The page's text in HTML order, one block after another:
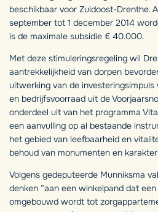
beschikbaar voor Zuidoost-Drenthe.
september tot 1 december 2014
is de maximale subsidie € 40.000.
Met deze stimuleringsregeling wil
aantrekkelijkheid van dorpen
uitwerking van de
en bedrijfsvoorraad uit de
onderdeel uit van het programma
een aanvulling op al bestaande
het gebied van leefbaarheid en
behoud van monumenten en
Volgens gedeputeerde Munniksma
denken “aan een winkelpand dat
omgebouwd wordt tot